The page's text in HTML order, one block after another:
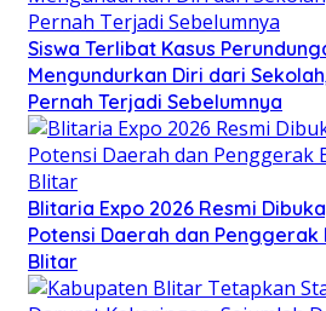
Siswa Terlibat Kasus
Mengundurkan Diri dari
Pernah Terjadi Sebelumnya
Blitaria Expo 2026 Resmi
Potensi Daerah dan Penggerak
Blitar